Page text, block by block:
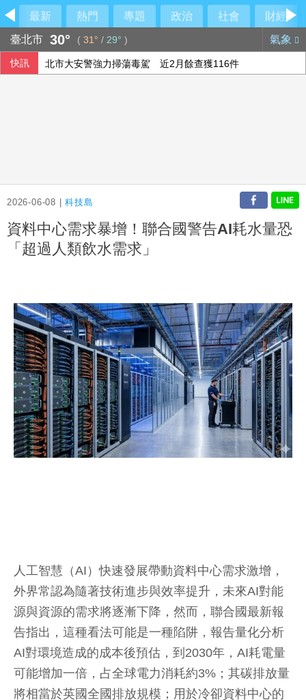
最新 熱門 專題 政治 社會
財經
臺北市 30° ( 31° / 29° ) 氣象
快訊 北市大安警強力掃蕩毒駕 近2月餘查獲116件
2026-06-08 |科技島
資料中心需求暴增！聯合國警告AI耗水量恐
「超過人類飲水需求」
人工智慧（AI）快速發展帶動資料中心需求激增，
外界常認為隨著技術進步與效率提升，未來AI對能
源與資源的需求將逐漸下降，然而，聯合國最新報
告指出，這種看法可能是一種陷阱，報告量化分析
AI對環境造成的成本後預估，到2030年，AI耗電量
可能增加一倍，占全球電力消耗約3%；其碳排放量
將相當於英國全國排放規模；用於冷卻資料中心的